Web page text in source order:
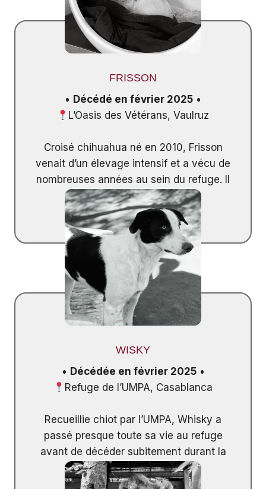
FRISSON
• Décédé en février 2025 •
L’Oasis des Vétérans, Vaulruz
Croisé chihuahua né en 2010, Frisson
venait d’un élevage intensif et a vécu de
nombreuses années au sein du refuge. Il
est resté très craintif.
WISKY
• Décédée en février 2025•
Refuge de l’UMPA, Casablanca
Recueillie chiot par l’UMPA, Whisky a
passé presque toute sa vie au refuge
avant de décéder subitement durant la
nuit.